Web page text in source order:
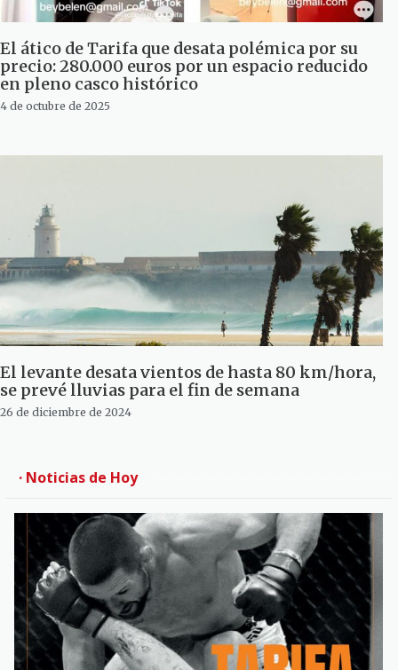
El ático de Tarifa que desata polémica por su
precio: 280.000 euros por un espacio reducido
en pleno casco histórico
4 de octubre de 2025
El levante desata vientos de hasta 80 km/hora,
se prevé lluvias para el fin de semana
26 de diciembre de 2024
· Noticias de Hoy